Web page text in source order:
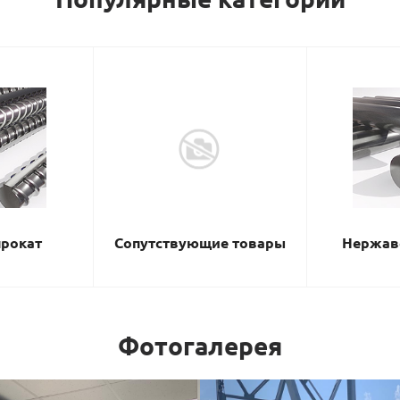
Сопутствующие товары
Фотогалерея